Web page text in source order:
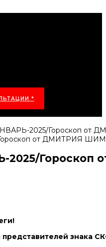
*
2025/Гороскоп от
знака